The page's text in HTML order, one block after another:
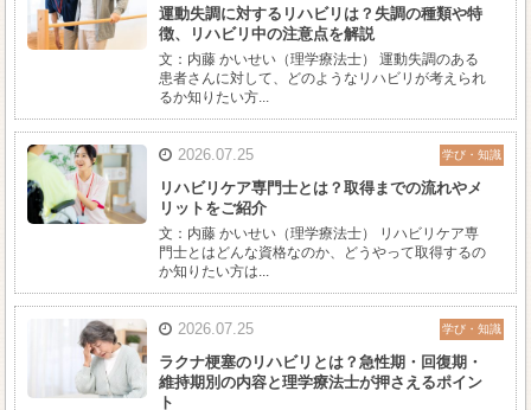
運動失調に対するリハビリは？失調の種類や特
徴、リハビリ中の注意点を解説
文：内藤 かいせい（理学療法士） 運動失調のある
患者さんに対して、どのようなリハビリが考えられ
るか知りたい方...
2026.07.25 学び・知識
リハビリケア専門士とは？取得までの流れやメ
リットをご紹介
文：内藤 かいせい（理学療法士） リハビリケア専
門士とはどんな資格なのか、どうやって取得するの
か知りたい方は...
2026.07.25 学び・知識
ラクナ梗塞のリハビリとは？急性期・回復期・
維持期別の内容と理学療法士が押さえるポイン
ト